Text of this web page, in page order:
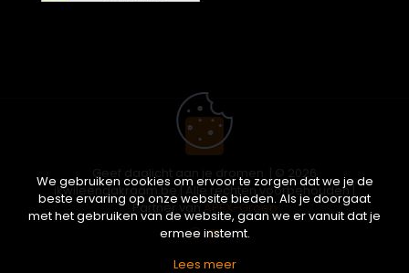
Geef daglicht aan je dromen. | © 2026
ikwileendakraam.be | Alle rechten voorbehouden |
Partner vanAPEX-Groep
We gebruiken cookies om ervoor te zorgen dat we je de
beste ervaring op onze website bieden. Als je doorgaat
met het gebruiken van de website, gaan we er vanuit dat je
ermee instemt.
Lees meer